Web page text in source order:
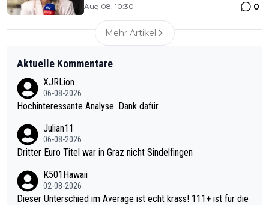
Aug 08, 10:30 0
Mehr Artikel
Aktuelle Kommentare
XJRLion
06-08-2026
Hochinteressante Analyse. Dank dafür.
Julian11
06-08-2026
Dritter Euro Titel war in Graz nicht Sindelfingen
K501Hawaii
02-08-2026
Dieser Unterschied im Average ist echt krass! 111+ ist für die